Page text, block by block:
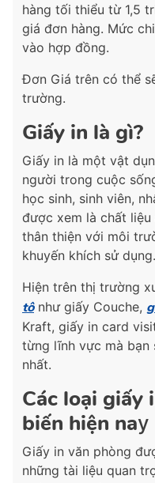
hàng tối thiểu từ 1,5
giá đơn hàng. Mức
vào hợp đồng.
Đơn Giá trên có thể
trường.
Giấy in là gì?
Giấy in là một vật
người trong cuộc
học sinh, sinh viên,
được xem là chất
thân thiện với môi
khuyến khích sử dụng.
Hiện trên thị trường
tônhư giấy Couche,
Kraft, giấy in card
từng lĩnh vực mà bạn
nhất.
Các loại giấy
biến hiện nay
Giấy in văn phòng
những tài liệu quan